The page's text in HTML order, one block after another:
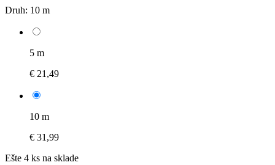
Druh: 10 m
5 m
€ 21,49
10 m
€ 31,99
Ešte 4 ks na sklade